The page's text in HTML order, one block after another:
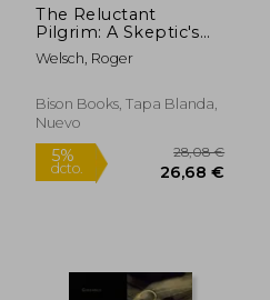
The Reluctant
Pilgrim: A Skeptic's
Journey Into Native
Mysteries (en Inglés)
Welsch, Roger
Bison Books, Tapa Blanda,
Nuevo